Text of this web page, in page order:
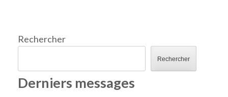
Rechercher
Rechercher
Derniers messages